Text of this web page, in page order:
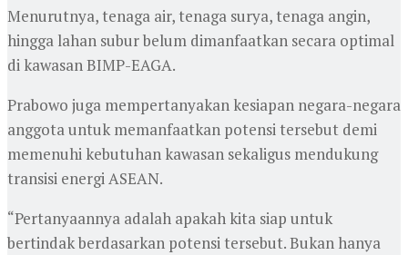
Menurutnya, tenaga air, tenaga surya, tenaga angin,
hingga lahan subur belum dimanfaatkan secara optimal
di kawasan BIMP-EAGA.
Prabowo juga mempertanyakan kesiapan negara-negara
anggota untuk memanfaatkan potensi tersebut demi
memenuhi kebutuhan kawasan sekaligus mendukung
transisi energi ASEAN.
“Pertanyaannya adalah apakah kita siap untuk
bertindak berdasarkan potensi tersebut. Bukan hanya